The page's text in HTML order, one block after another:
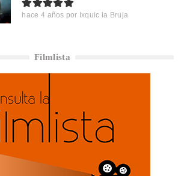
hace 4 años por Ixquic la Bruja
Filmlista